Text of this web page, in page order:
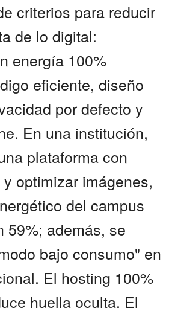
criterios para reducir
de lo digital:
energía 100%
eficiente, diseño
por defecto y
En una institución,
plataforma con
optimizar imágenes,
del campus
59%; además, se
bajo consumo" en
El hosting 100%
huella oculta. El